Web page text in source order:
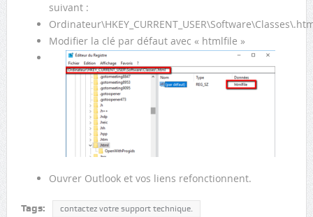
suivant :
Modifier la clé par défaut avec « htmlfile »
Ouvrer Outlook et vos liens refonctionnent.
Tags: contactez votre support technique.